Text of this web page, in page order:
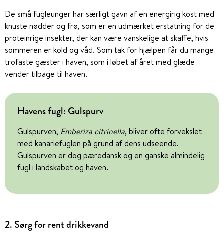
De små fugleunger har særligt gavn af en energirig kost med
knuste nødder og frø, som er en udmærket erstatning for de
proteinrige insekter, der kan være vanskelige at skaffe, hvis
sommeren er kold og våd. Som tak for hjælpen får du mange
trofaste gæster i haven, som i løbet af året med glæde
vender tilbage til haven.
Havens fugl: Gulspurv
Gulspurven, Emberiza citrinella, bliver ofte forvekslet
med kanariefuglen på grund af dens udseende.
Gulspurven er dog pæredansk og en ganske almindelig
fugl i landskabet og haven.
2. Sørg for rent drikkevand